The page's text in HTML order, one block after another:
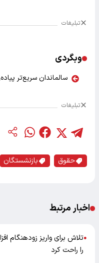
تبلیغات
وبگردی
سالماندان سریع‌تر
تبلیغات
حقوق بازنشستگان
اخبار مرتبط
●تلاش برای واریز زودهنگام
را راحت کرد